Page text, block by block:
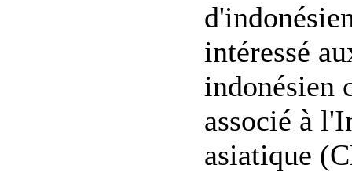
intéressé
indonésien
associé à
asiatique